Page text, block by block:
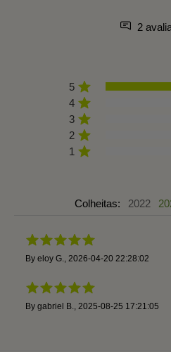
2
5
4
3
2
1
Colheitas: 2022
By eloy G. 2026-04-20 22:28:02
By gabriel B. 2025-08-25 17:21:05